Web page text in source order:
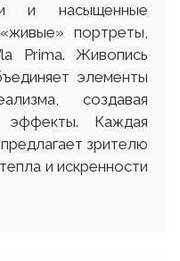
и насыщенные
портреты,
Prima. Живопись
элементы
создавая
эффекты. Каждая
зрителю
и искренности